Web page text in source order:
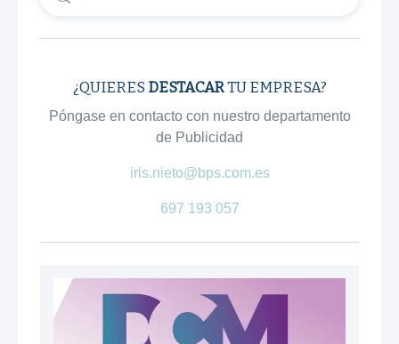
¿QUIERES DESTACARTU EMPRESA?
Póngase en contacto con nuestro departamento
de Publicidad
iris.nieto@bps.com.es
697 193 057